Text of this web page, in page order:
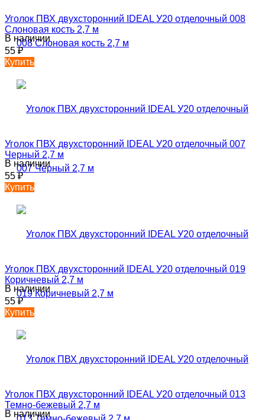
Уголок ПВХ двухсторонний IDEAL У20 отделочный 008
Слоновая кость 2,7 м
В наличии
55₽
Купить
Уголок ПВХ двухсторонний IDEAL У20 отделочный 007
Черный 2,7 м
В наличии
55₽
Купить
Уголок ПВХ двухсторонний IDEAL У20 отделочный 019
Коричневый 2,7 м
В наличии
55₽
Купить
Уголок ПВХ двухсторонний IDEAL У20 отделочный 013
Темно-бежевый 2,7 м
В наличии